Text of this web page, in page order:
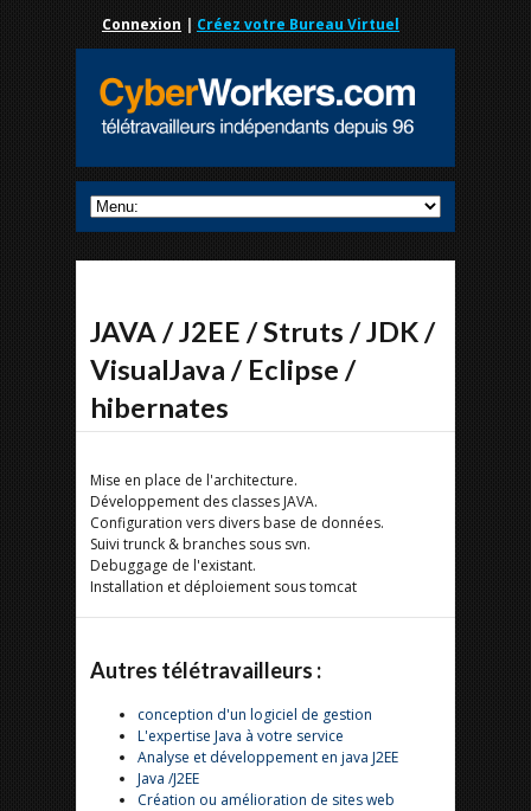
Connexion | Créez votre Bureau Virtuel
JAVA / J2EE / Struts / JDK /
VisualJava / Eclipse /
hibernates
Mise en place de l'architecture.
Développement des classes JAVA.
Configuration vers divers base de données.
Suivi trunck & branches sous svn.
Debuggage de l'existant.
Installation et déploiement sous tomcat
Autres télétravailleurs :
conception d'un logiciel de gestion
L'expertise Java à votre service
Analyse et développement en java J2EE
Java /J2EE
Création ou amélioration de sites web